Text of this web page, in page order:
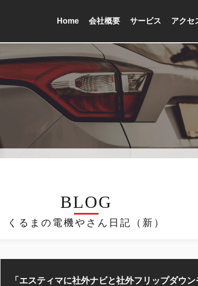
Home 会社概要 サービス アクセ
BLOG
くるまの電機やさん日記（新）
「エスティマに社外ナビと社外フリップダウ